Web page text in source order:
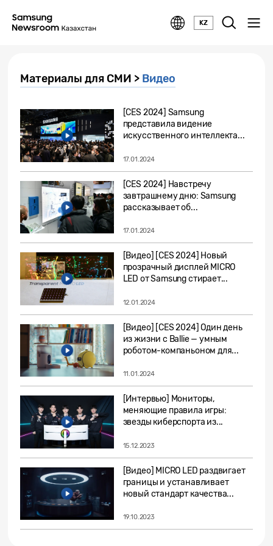
KZ
Материалы для СМИ > Видео
[CES 2024] Samsung
представила видение
искусственного интеллекта...
17.01.2024
[CES 2024] Навстречу
завтрашнему дню: Samsung
рассказывает об...
17.01.2024
[Видео] [CES 2024] Новый
прозрачный дисплей MICRO
LED от Samsung стирает...
12.01.2024
[Видео] [CES 2024] Один день
из жизни с Ballie — умным
роботом-компаньоном для...
11.01.2024
[Интервью] Мониторы,
меняющие правила игры:
звезды киберспорта из...
15.12.2023
[Видео] MICRO LED раздвигает
границы и устанавливает
новый стандарт качества...
19.10.2023